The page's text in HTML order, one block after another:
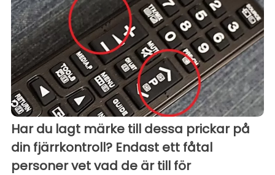
Har du lagt märke till dessa prickar på
din fjärrkontroll? Endast ett fåtal
personer vet vad de är till för